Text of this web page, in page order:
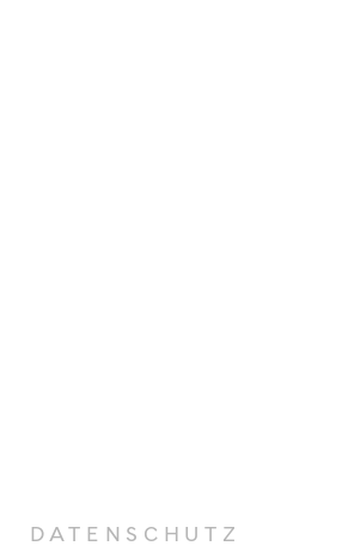
DATENSCHUTZ